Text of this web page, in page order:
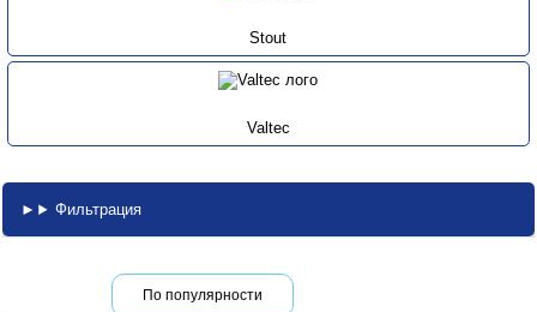
Stout
Valtec
Фильтрация
По популярности